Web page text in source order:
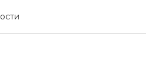
День